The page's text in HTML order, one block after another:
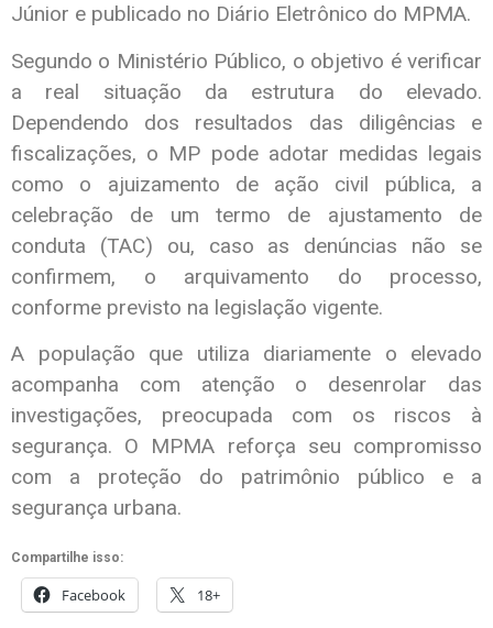
Júnior e publicado no Diário Eletrônico do MPMA.
Segundo o Ministério Público, o objetivo é verificar
a real situação da estrutura do elevado.
Dependendo dos resultados das diligências e
fiscalizações, o MP pode adotar medidas legais
como o ajuizamento de ação civil pública, a
celebração de um termo de ajustamento de
conduta (TAC) ou, caso as denúncias não se
confirmem, o arquivamento do processo,
conforme previsto na legislação vigente.
A população que utiliza diariamente o elevado
acompanha com atenção o desenrolar das
investigações, preocupada com os riscos à
segurança. O MPMA reforça seu compromisso
com a proteção do patrimônio público e a
segurança urbana.
Compartilhe isso:
Facebook 18+